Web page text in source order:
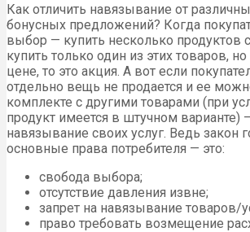
Как отличить навязывание от
бонусных предложений? Когда
выбор — купить несколько продуктов
купить только один из этих товаров,
цене, то это акция. А вот если
отдельно вещь не продается и ее
комплекте с другими товарами (при
продукт имеется в штучном варианте)
навязывание своих услуг. Ведь закон
основные права потребителя — это:
свобода выбора;
отсутствие давления извне;
запрет на навязывание товаров/
право требовать возмещение